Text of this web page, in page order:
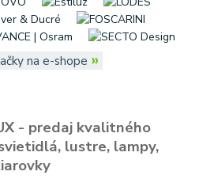
na e-shope »
- predaj kvalitného
lustre, lampy,